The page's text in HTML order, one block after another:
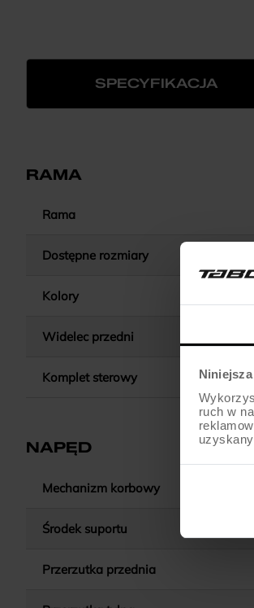
ruch w
SPECYFIKACJA
RAMA
Rama
Dostępne rozmiary
Kolory
Widelec przedni
Komplet sterowy
NAPĘD
Mechanizm korbowy
Środek suportu
Przerzutka przednia